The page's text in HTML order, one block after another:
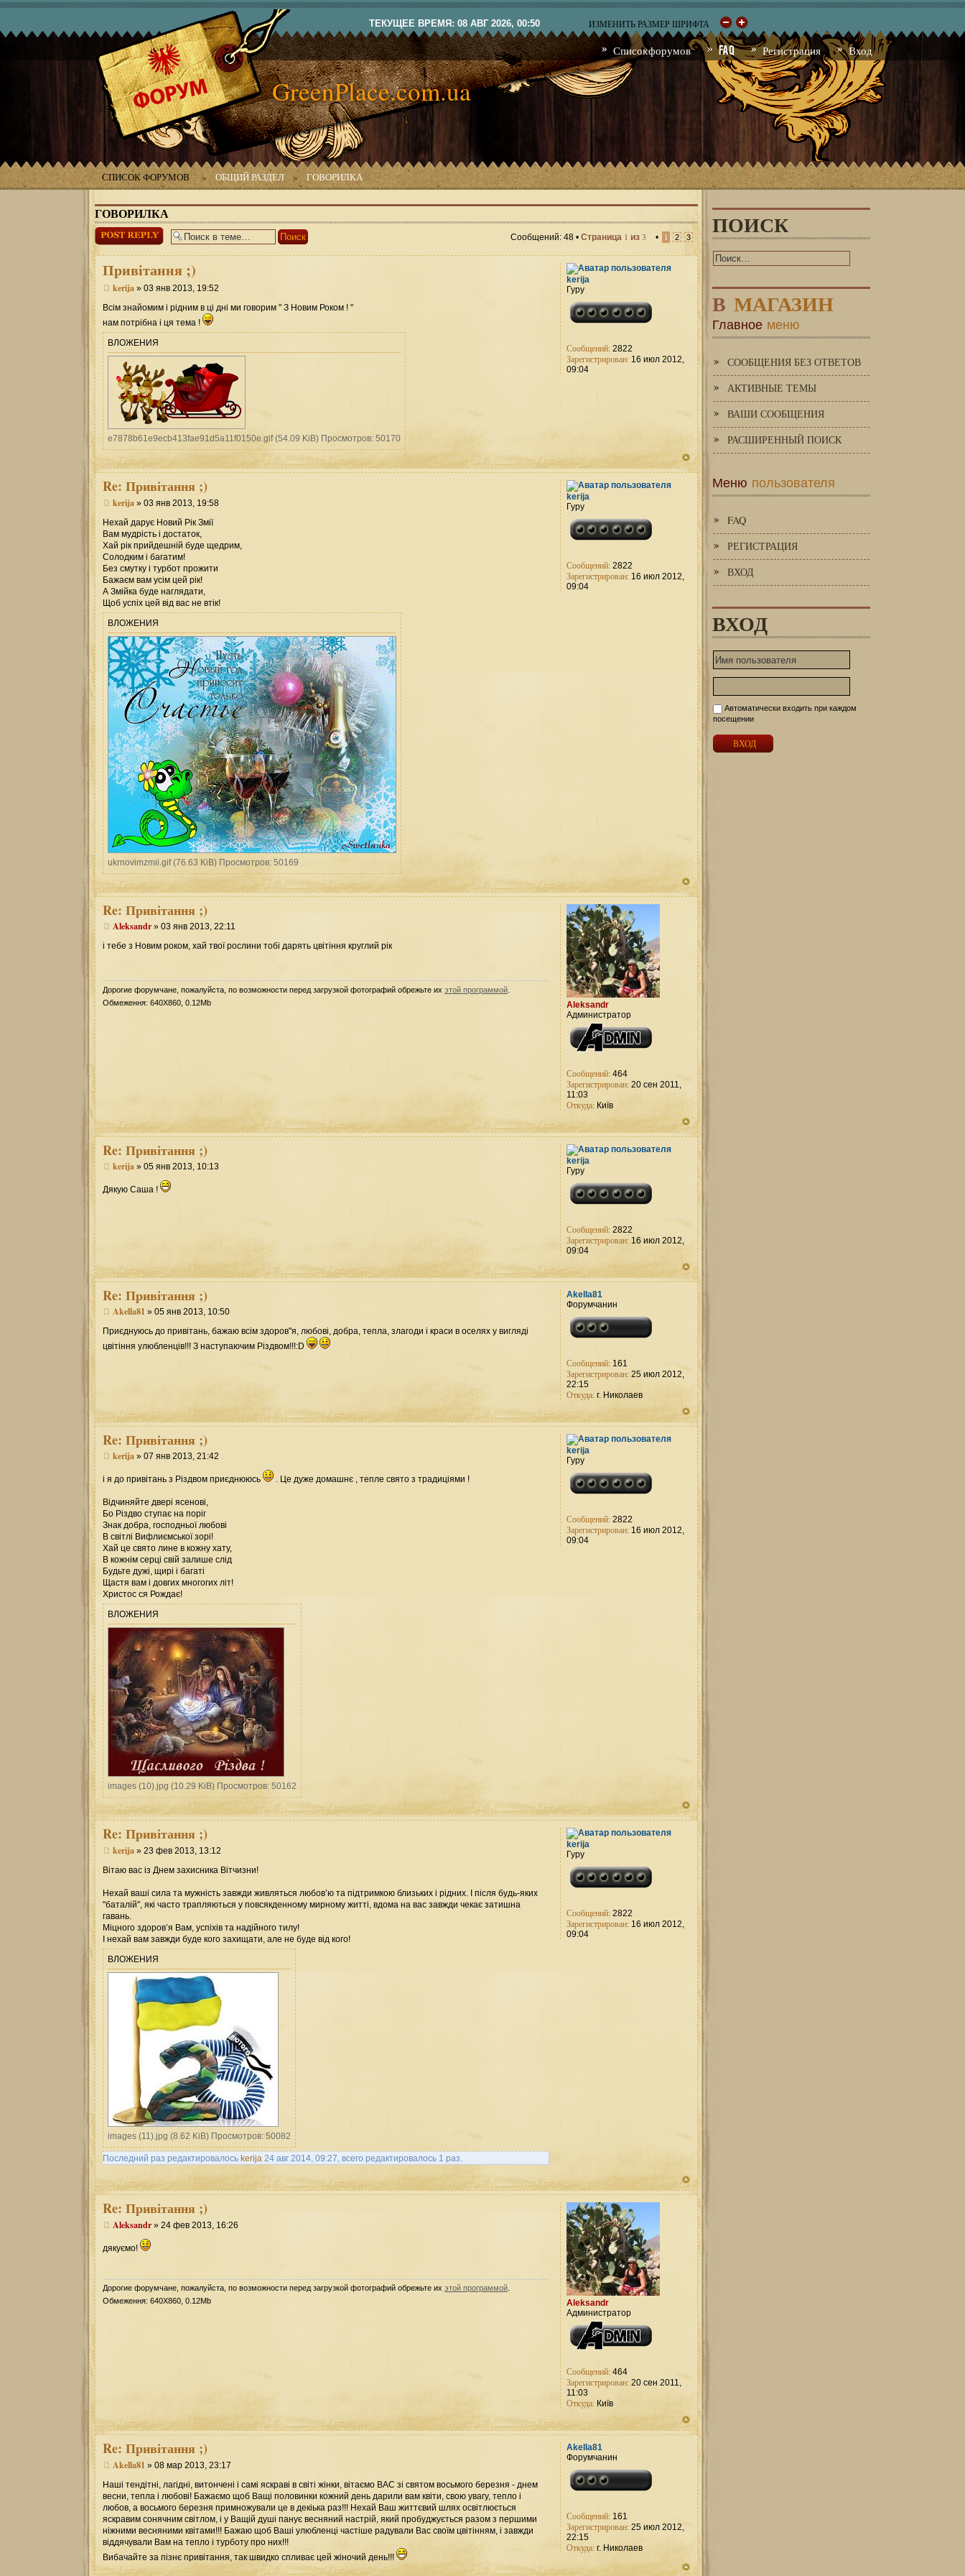
ТЕКУЩЕЕ ВРЕМЯ: 08 АВГ 2026, 00:50 ИЗМЕНИТЬ РАЗМЕР ШРИФТА
Список форумов FAQ Регистрация Вход
GreenPlace.com.ua
СПИСОК ФОРУМОВ » ОБЩИЙ РАЗДЕЛ » ГОВОРИЛКА
ГОВОРИЛКА
Ответить Сообщений: 48 • Страница 1 из 3 • 1 2 3
Привітання ;)
kerija » 03 янв 2013, 19:52
Всім знайомим і рідним в ці дні ми говорим " З Новим Роком ! "
нам потрібна і ця тема !
ВЛОЖЕНИЯ
e7878b61e9ecb413fae91d5a11f0150e.gif (54.09 KiB) Просмотров: 50170
kerija
Гуру
Сообщений: 2822
Зарегистрирован: 16 июл 2012,
09:04
Re: Привітання ;)
kerija » 03 янв 2013, 19:58
Нехай дарує Новий Рік Змії
Вам мудрість і достаток,
Хай рік прийдешній буде щедрим,
Солодким і багатим!
Без смутку і турбот прожити
Бажаєм вам усім цей рік!
А Змійка буде наглядати,
Щоб успіх цей від вас не втік!
ВЛОЖЕНИЯ
ukrnovimzmii.gif (76.63 KiB) Просмотров: 50169
kerija
Гуру
Сообщений: 2822
Зарегистрирован: 16 июл 2012,
09:04
Re: Привітання ;)
Aleksandr » 03 янв 2013, 22:11
і тебе з Новим роком, хай твої рослини тобі дарять цвітіння круглий рік
Дорогие форумчане, пожалуйста, по возможности перед загрузкой фотографий обрежьте их этой программой
Обмеження: 640Х860, 0.12Mb
Aleksandr
Администратор
Сообщений: 464
Зарегистрирован: 20 сен 2011,
11:03
Откуда: Київ
Re: Привітання ;)
kerija » 05 янв 2013, 10:13
Дякую Саша !
kerija
Гуру
Сообщений: 2822
Зарегистрирован: 16 июл 2012,
09:04
Re: Привітання ;)
Akella81 » 05 янв 2013, 10:50
Приєднуюсь до привітань, бажаю всім здоров"я, любові, добра, тепла, злагоди і краси в оселях у вигляді
цвітіння улюбленців!!! З наступаючим Різдвом!!!:D
Akella81
Форумчанин
Сообщений: 161
Зарегистрирован: 25 июл 2012,
22:15
Откуда: г. Николаев
Re: Привітання ;)
kerija » 07 янв 2013, 21:42
і я до привітань з Різдвом приєднююсь . Це дуже домашнє , тепле свято з традиціями !
Відчиняйте двері ясенові,
Бо Різдво ступає на поріг
Знак добра, господньої любові
В світлі Вифлиємської зорі!
Хай це свято лине в кожну хату,
В кожнім серці свій залише слід
Будьте дужі, щирі і багаті
Щастя вам і довгих многогих літ!
Христос ся Рождає!
ВЛОЖЕНИЯ
images (10).jpg (10.29 KiB) Просмотров: 50162
kerija
Гуру
Сообщений: 2822
Зарегистрирован: 16 июл 2012,
09:04
Re: Привітання ;)
kerija » 23 фев 2013, 13:12
Вітаю вас із Днем захисника Вітчизни!
Нехай ваші сила та мужність завжди живляться любов’ю та підтримкою близьких і рідних. І після будь-яких
"баталій", які часто трапляються у повсякденному мирному житті, вдома на вас завжди чекає затишна
гавань.
Міцного здоров’я Вам, успіхів та надійного тилу!
І нехай вам завжди буде кого захищати, але не буде від кого!
ВЛОЖЕНИЯ
images (11).jpg (8.62 KiB) Просмотров: 50082
Последний раз редактировалось kerija 24 авг 2014, 09:27, всего редактировалось 1 раз.
kerija
Гуру
Сообщений: 2822
Зарегистрирован: 16 июл 2012,
09:04
Re: Привітання ;)
Aleksandr » 24 фев 2013, 16:26
дякуємо!
Дорогие форумчане, пожалуйста, по возможности перед загрузкой фотографий обрежьте их этой программой.
Обмеження: 640Х860, 0.12Mb
Aleksandr
Администратор
Сообщений: 464
Зарегистрирован: 20 сен 2011,
11:03
Откуда: Київ
Re: Привітання ;)
Akella81 » 08 мар 2013, 23:17
Наші тендітні, лагідні, витончені і самі яскраві в світі жінки, вітаємо ВАС зі святом восьмого березня - днем
весни, тепла і любові! Бажаємо щоб Ващі половинки кожний день дарили вам квіти, свою увагу, тепло і
любов, а восьмого березня примножували це в декіька раз!!! Нехай Ваш життєвий шлях освітлюється
яскравим сонячним світлом, і у Ващій душі панує весняний настрій, який пробуджується разом з першими
ніжними весняними квітами!!! Бажаю щоб Ваші улюбленці частіше радували Вас своїм цвітінням, і завжди
віддячували Вам на тепло і турботу про них!!!
Вибачайте за пізнє привітання, так швидко спливає цей жіночий день!!!
Akella81
Форумчанин
Сообщений: 161
Зарегистрирован: 25 июл 2012,
22:15
Откуда: г. Николаев
ПОИСК
В МАГАЗИН
Главное меню
СООБЩЕНИЯ БЕЗ ОТВЕТОВ
АКТИВНЫЕ ТЕМЫ
ВАШИ СООБЩЕНИЯ
РАСШИРЕННЫЙ ПОИСК
Меню пользователя
FAQ
РЕГИСТРАЦИЯ
ВХОД
ВХОД
Автоматически входить при каждом
посещении